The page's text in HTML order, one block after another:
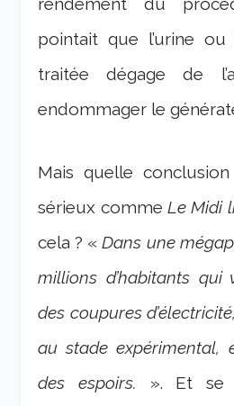
pointait que l’urine ou
traitée dégage de
endommager le
Mais quelle
sérieux commeLe Midi
cela ? «Dans une
millions d’habitants qui
des coupures
au stade expérimental,
des espoirs. ». Et se